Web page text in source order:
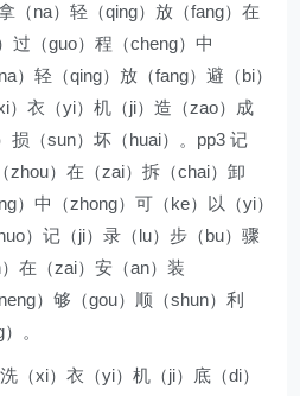
（na）轻（qing）放（fang）在
过（guo）程（cheng）中
）轻（qing）放（fang）避（bi）
）衣（yi）机（ji）造（zao）成
损（sun）坏（huai）。pp3 记
zhou）在（zai）拆（chai）卸
）中（zhong）可（ke）以（yi）
）记（ji）录（lu）步（bu）骤
在（zai）安（an）装
）够（gou）顺（shun）利
。
（xi）衣（yi）机（ji）底（di）